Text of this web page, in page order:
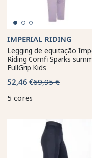
IMPERIAL RIDING
Legging de equitação
Riding Comfi Sparks
FullGrip Kids
52,46 €69,95 €
5 cores